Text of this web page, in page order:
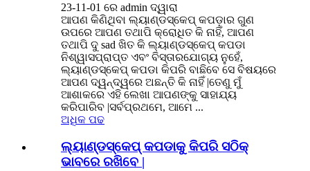
23-11-01 ରେ admin ଦ୍ୱାରା
ଆପଣ କିଣିଥିବା ଲ୍ୟାଣ୍ଡସ୍କେପ୍ କପଡ଼ାର ଗୁଣ
ଉପରେ ଆପଣ ତଥାପି କ୍ରୋଧିତ କି ନାହିଁ, ଆପଣ
ତଥାପି ଦୁ sad ଖିତ କି ଲ୍ୟାଣ୍ଡସ୍କେପ୍ କପଡା
ନିଶ୍ୱାସପ୍ରାପ୍ତ ଏବଂ ବିସ୍ତାରଯୋଗ୍ୟ ନୁହେଁ,
ଲ୍ୟାଣ୍ଡସ୍କେପ୍ କପଡା କିପରି ବାଛିବେ ସେ ବିଷୟରେ
ଆପଣ ଦ୍ୱନ୍ଦ୍ୱରେ ଅଛନ୍ତି କି ନାହିଁ |ତେଣୁ ମୁଁ
ଆଶାକରେ ଏହି ଲେଖା ଆପଣଙ୍କୁ ସାହାଯ୍ୟ
କରିପାରିବ |ସର୍ବପ୍ରଥମେ, ଆମେ ...
ଅଧିକ ପଢ
ଲ୍ୟାଣ୍ଡସ୍କେପ୍ କପଡାକୁ କିପରି ସଠିକ୍
ଭାବରେ ରଖିବେ |